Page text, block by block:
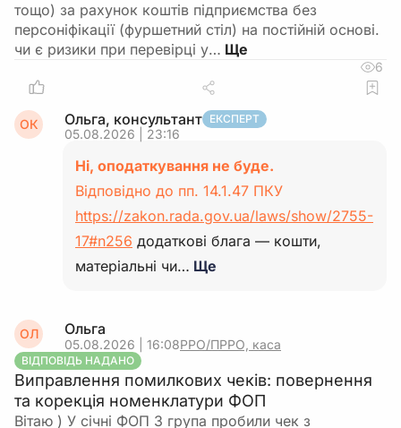
тощо) за рахунок коштів підприємства без
персоніфікації (фуршетний стіл) на постійній основі.
чи є ризики при перевірці у…
6
ОК Ольга, консультант ЕКСПЕРТ
05.08.2026 | 23:16
Ні, оподаткування не буде.
Відповідно до пп. 14.1.47 ПКУ
https://zakon.rada.gov.ua/laws/show/2755-
17#n256 додаткові блага — кошти,
матеріальні чи… Ще
ОЛ Ольга
05.08.2026 | 16:08РРО/ПРРО, каса
ВІДПОВІДЬ НАДАНО
Виправлення помилкових чеків: повернення
та корекція номенклатури ФОП
Вітаю ) У січні ФОП 3 група пробили чек з